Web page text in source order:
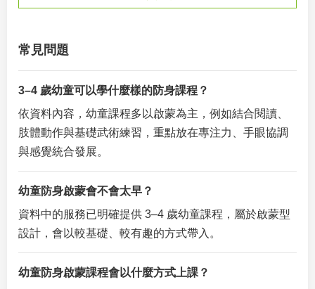
常見問題
3–4 歲幼童可以學什麼樣的防身課程？
依資料內容，幼童課程多以啟蒙為主，例如結合閱讀、
肢體動作與基礎武術練習，重點放在專注力、手眼協調
與感覺統合發展。
幼童防身啟蒙會不會太早？
資料中的服務已明確提供 3–4 歲幼童課程，屬於啟蒙型
設計，會以較基礎、較有趣的方式帶入。
幼童防身啟蒙課程會以什麼方式上課？